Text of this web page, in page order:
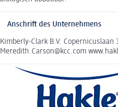
Anschrift des Unternehmens
Kimberly-Clark B.V. Copernicuslaan
Meredith.Carson@kcc.com